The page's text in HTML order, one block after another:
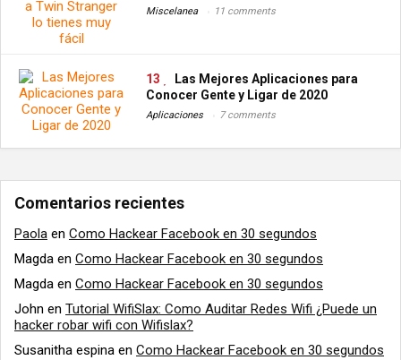
Miscelanea 11 comments
13
Las Mejores Aplicaciones para
Conocer Gente y Ligar de 2020
Aplicaciones 7 comments
Comentarios recientes
Paola en Como Hackear Facebook en 30 segundos
Magda en Como Hackear Facebook en 30 segundos
Magda en Como Hackear Facebook en 30 segundos
John en Tutorial WifiSlax: Como Auditar Redes Wifi ¿Puede un
hacker robar wifi con Wifislax?
Susanitha espina en Como Hackear Facebook en 30 segundos